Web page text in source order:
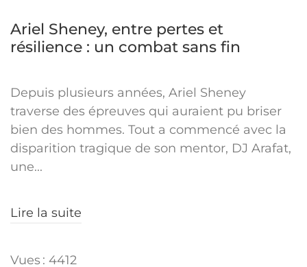
Ariel Sheney, entre pertes et
résilience : un combat sans fin
Depuis plusieurs années, Ariel Sheney
traverse des épreuves qui auraient pu briser
bien des hommes. Tout a commencé avec la
disparition tragique de son mentor, DJ Arafat,
une...
Lire la suite
Vues : 4412